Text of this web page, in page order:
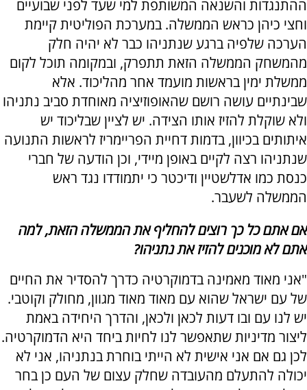
ההתנגדות והשנאה המשותפת למי שעד לפני שבועיים
וחצי כיהן כראש הממשלה. במערכת הפוליטית קיימת
הערכה שלפיה ברגע שנתניהו כבר לא יהיה חלק
מהמשחק הממשלה הזאת תתפרק, ובמקומה תוכל לקום
ממשלת ימין בראשות מועמד אחר מהליכוד. אלא
שבינתיים עושה רושם שהאופוזיציה מאוחדת סביב נתניהו
ולא שוקלת להזיז אותו הצידה. יש לציין שבליכוד יש
איתותים בכיוון, בדמות דחיית הפריימריז לראשות התנועה
שנתניהו רצה לקיים באופן מיידי, וכן הודעה של חברי
כנסת כמו אדלשטיין ודיכטר כי יתמודדו נגד ראש
הממשלה לשעבר.
אם אתם כל כך רוצים להחליף את הממשלה הזאת, למה
אתם לא מוכנים להזיז את נתניהו?
"אני מאוד מאמינה בדמוקרטיה כדרך להסדיר את החיים
של עם ישראל שהוא עם מאוד מאוד מגוון, מחולק וקוטבי.
יש לנו עם ובו דעות לכאן ולכאן, והדרך היחידה באמת
ליצור מדיניות שתאפשר לנו לחיות ביחד היא הדמוקרטיה.
לכן גם אם אני אישית לא הייתי בוחרת בנתניהו, אני לא
יכולה להתעלם מהעובדה שחלק עצום של העם כן בחר